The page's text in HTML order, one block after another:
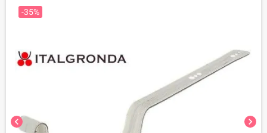
chevron_left chevron_right
-35%